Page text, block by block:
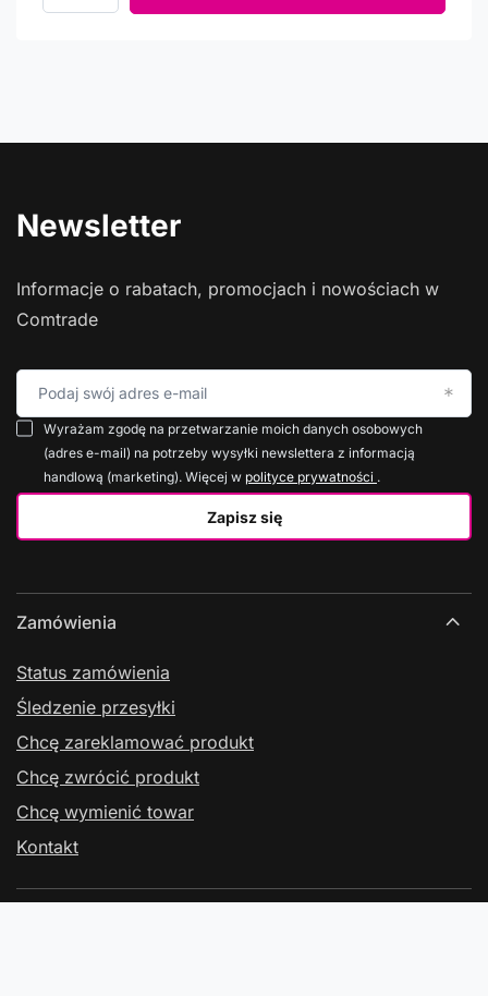
Newsletter
Informacje o rabatach, promocjach i nowościach w
Comtrade
Podaj swój adres e-mail
Zapisz się
Wyrażam zgodę na przetwarzanie moich danych osobowych
(adres e-mail) na potrzeby wysyłki newslettera z informacją
handlową (marketing). Więcej w polityce prywatności .
Zamówienia
Status zamówienia
Śledzenie przesyłki
Chcę zareklamować produkt
Chcę zwrócić produkt
Chcę wymienić towar
Kontakt